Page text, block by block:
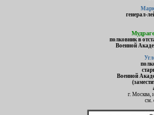
генерал-
полковник в
Военной
Военной
г. Москва,
см.